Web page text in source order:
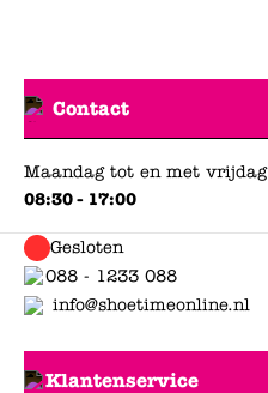
Contact
Maandag tot en met vrijdag
08:30 - 17:00
Gesloten
088 - 1233 088
info@shoetimeonline.nl
Klantenservice